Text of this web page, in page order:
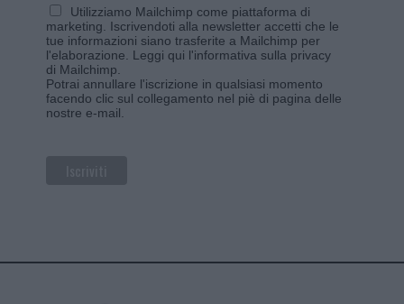
Utilizziamo Mailchimp come piattaforma di
marketing. Iscrivendoti alla newsletter accetti che le
tue informazioni siano trasferite a Mailchimp per
l'elaborazione. Leggi qui l'informativa sulla privacy
di Mailchimp
Potrai annullare l'iscrizione in qualsiasi momento
facendo clic sul collegamento nel piè di pagina delle
nostre e-mail.